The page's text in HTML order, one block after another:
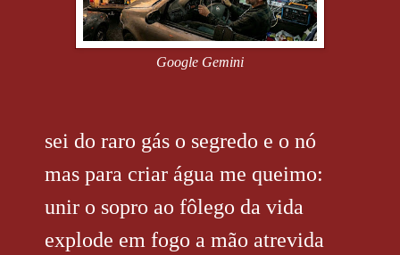
Google Gemini
sei do raro gás o segredo e o nó
mas para criar água me queimo:
unir o sopro ao fôlego da vida
explode em fogo a mão atrevida